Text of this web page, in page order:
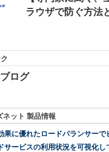
ログ
ネット 製品情報
果に優れたロードバランサー
サービスの利用状況を可視化し